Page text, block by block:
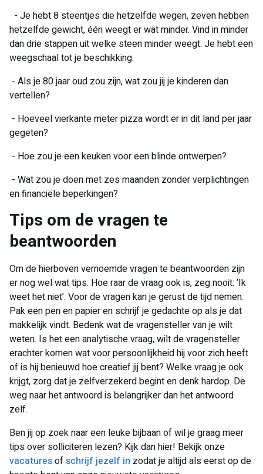
- Je hebt 8 steentjes die hetzelfde wegen, zeven hebben
hetzelfde gewicht, één weegt er wat minder. Vind in minder
dan drie stappen uit welke steen minder weegt. Je hebt een
weegschaal tot je beschikking.
- Als je 80 jaar oud zou zijn, wat zou jij je kinderen dan
vertellen?
- Hoeveel vierkante meter pizza wordt er in dit land per jaar
gegeten?
- Hoe zou je een keuken voor een blinde ontwerpen?
- Wat zou je doen met zes maanden zonder verplichtingen
en financiële beperkingen?
​Tips om de vragen te
beantwoorden
Om de hierboven vernoemde vragen te beantwoorden zijn
er nog wel wat tips. Hoe raar de vraag ook is, zeg nooit: ‘Ik
weet het niet’. Voor de vragen kan je gerust de tijd nemen.
Pak een pen en papier en schrijf je gedachte op als je dat
makkelijk vindt. Bedenk wat de vragensteller van je wilt
weten. Is het een analytische vraag, wilt de vragensteller
erachter komen wat voor persoonlijkheid hij voor zich heeft
of is hij benieuwd hoe creatief jij bent? Welke vraag je ook
krijgt, zorg dat je zelfverzekerd begint en denk hardop. De
weg naar het antwoord is belangrijker dan het antwoord
zelf.
Ben jij op zoek naar een leuke bijbaan of wil je graag meer
tips over solliciteren lezen? Kijk dan hier! Bekijk onze
vacaturesofschrijf jezelf in zodat je altijd als eerst op de